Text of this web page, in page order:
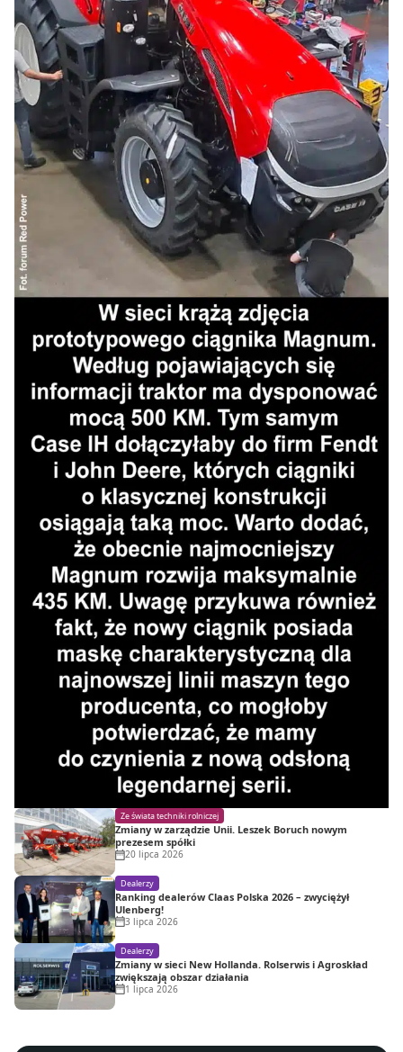
Ze świata techniki rolniczej
Zmiany w zarządzie Unii. Leszek Boruch nowym
prezesem spółki
20 lipca 2026
Dealerzy
Ranking dealerów Claas Polska 2026 – zwyciężył
Ulenberg!
3 lipca 2026
Dealerzy
Zmiany w sieci New Hollanda. Rolserwis i Agroskład
zwiększają obszar działania
1 lipca 2026